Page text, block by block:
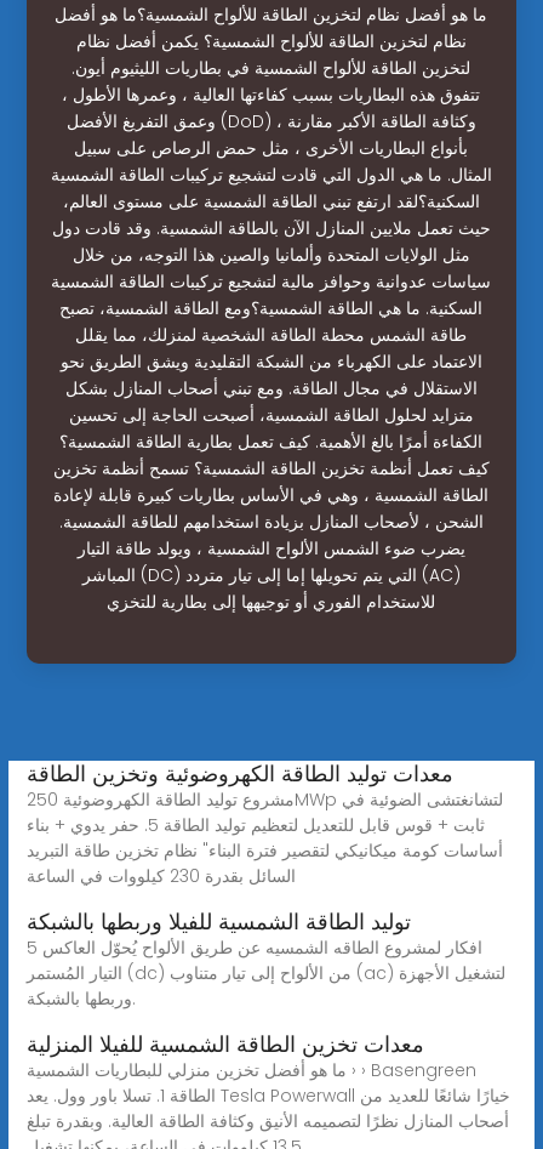
ما هو أفضل نظام لتخزين الطاقة للألواح الشمسية؟ما هو أفضل
نظام لتخزين الطاقة للألواح الشمسية؟ يكمن أفضل نظام
لتخزين الطاقة للألواح الشمسية في بطاريات الليثيوم أيون.
تتفوق هذه البطاريات بسبب كفاءتها العالية ، وعمرها الأطول ،
وعمق التفريغ الأفضل (DoD) ، وكثافة الطاقة الأكبر مقارنة
بأنواع البطاريات الأخرى ، مثل حمض الرصاص على سبيل
المثال. ما هي الدول التي قادت لتشجيع تركيبات الطاقة الشمسية
السكنية؟لقد ارتفع تبني الطاقة الشمسية على مستوى العالم،
حيث تعمل ملايين المنازل الآن بالطاقة الشمسية. وقد قادت دول
مثل الولايات المتحدة وألمانيا والصين هذا التوجه، من خلال
سياسات عدوانية وحوافز مالية لتشجيع تركيبات الطاقة الشمسية
السكنية. ما هي الطاقة الشمسية؟ومع الطاقة الشمسية، تصبح
طاقة الشمس محطة الطاقة الشخصية لمنزلك، مما يقلل
الاعتماد على الكهرباء من الشبكة التقليدية ويشق الطريق نحو
الاستقلال في مجال الطاقة. ومع تبني أصحاب المنازل بشكل
متزايد لحلول الطاقة الشمسية، أصبحت الحاجة إلى تحسين
الكفاءة أمرًا بالغ الأهمية. كيف تعمل بطارية الطاقة الشمسية؟
كيف تعمل أنظمة تخزين الطاقة الشمسية؟ تسمح أنظمة تخزين
الطاقة الشمسية ، وهي في الأساس بطاريات كبيرة قابلة لإعادة
الشحن ، لأصحاب المنازل بزيادة استخدامهم للطاقة الشمسية.
يضرب ضوء الشمس الألواح الشمسية ، ويولد طاقة التيار
المباشر (DC) التي يتم تحويلها إما إلى تيار متردد (AC)
للاستخدام الفوري أو توجيهها إلى بطارية للتخزي
معدات توليد الطاقة الكهروضوئية وتخزين الطاقة
مشروع توليد الطاقة الكهروضوئية 250MWp لتشانغتشى الضوئية في
ثابت + قوس قابل للتعديل لتعظيم توليد الطاقة 5. حفر يدوي + بناء
أساسات كومة ميكانيكي لتقصير فترة البناء" نظام تخزين طاقة التبريد
السائل بقدرة 230 كيلووات في الساعة
توليد الطاقة الشمسية للفيلا وربطها بالشبكة
5 افكار لمشروع الطاقه الشمسيه عن طريق الألواح يُحوّل العاكس
التيار المُستمر (dc) من الألواح إلى تيار متناوب (ac) لتشغيل الأجهزة
وربطها بالشبكة.
معدات تخزين الطاقة الشمسية للفيلا المنزلية
ما هو أفضل تخزين منزلي للبطاريات الشمسية › › Basengreen
الطاقة 1. تسلا باور وول. يعد Tesla Powerwall خيارًا شائعًا للعديد من
أصحاب المنازل نظرًا لتصميمه الأنيق وكثافة الطاقة العالية. وبقدرة تبلغ